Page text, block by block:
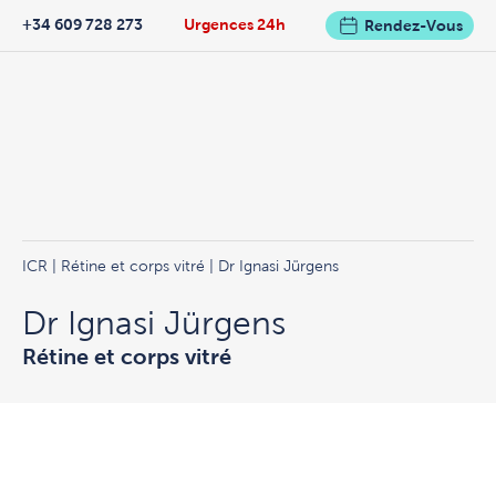
Urgences 24h
+34 609 728 273 Rendez-Vous
ICR Rétine et corps vitré | Dr Ignasi Jürgens
Dr Ignasi Jürgens
Rétine et corps vitré